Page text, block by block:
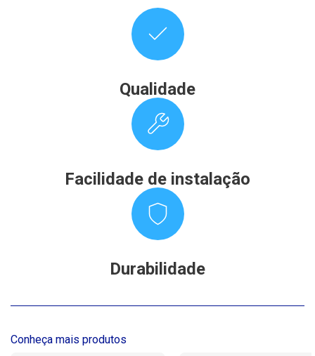
Qualidade
Facilidade de instalação
Durabilidade
Conheça mais produtos